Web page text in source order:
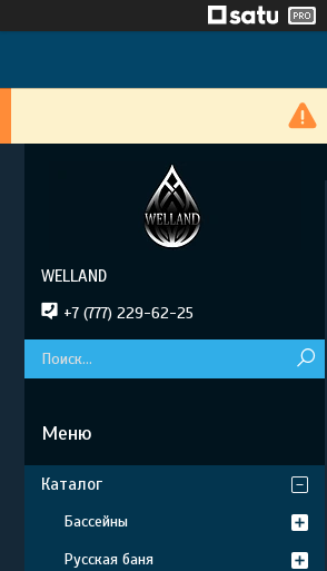
WELLAND
+7 (777) 229-62-25
Каталог
Бассейны
Русская баня